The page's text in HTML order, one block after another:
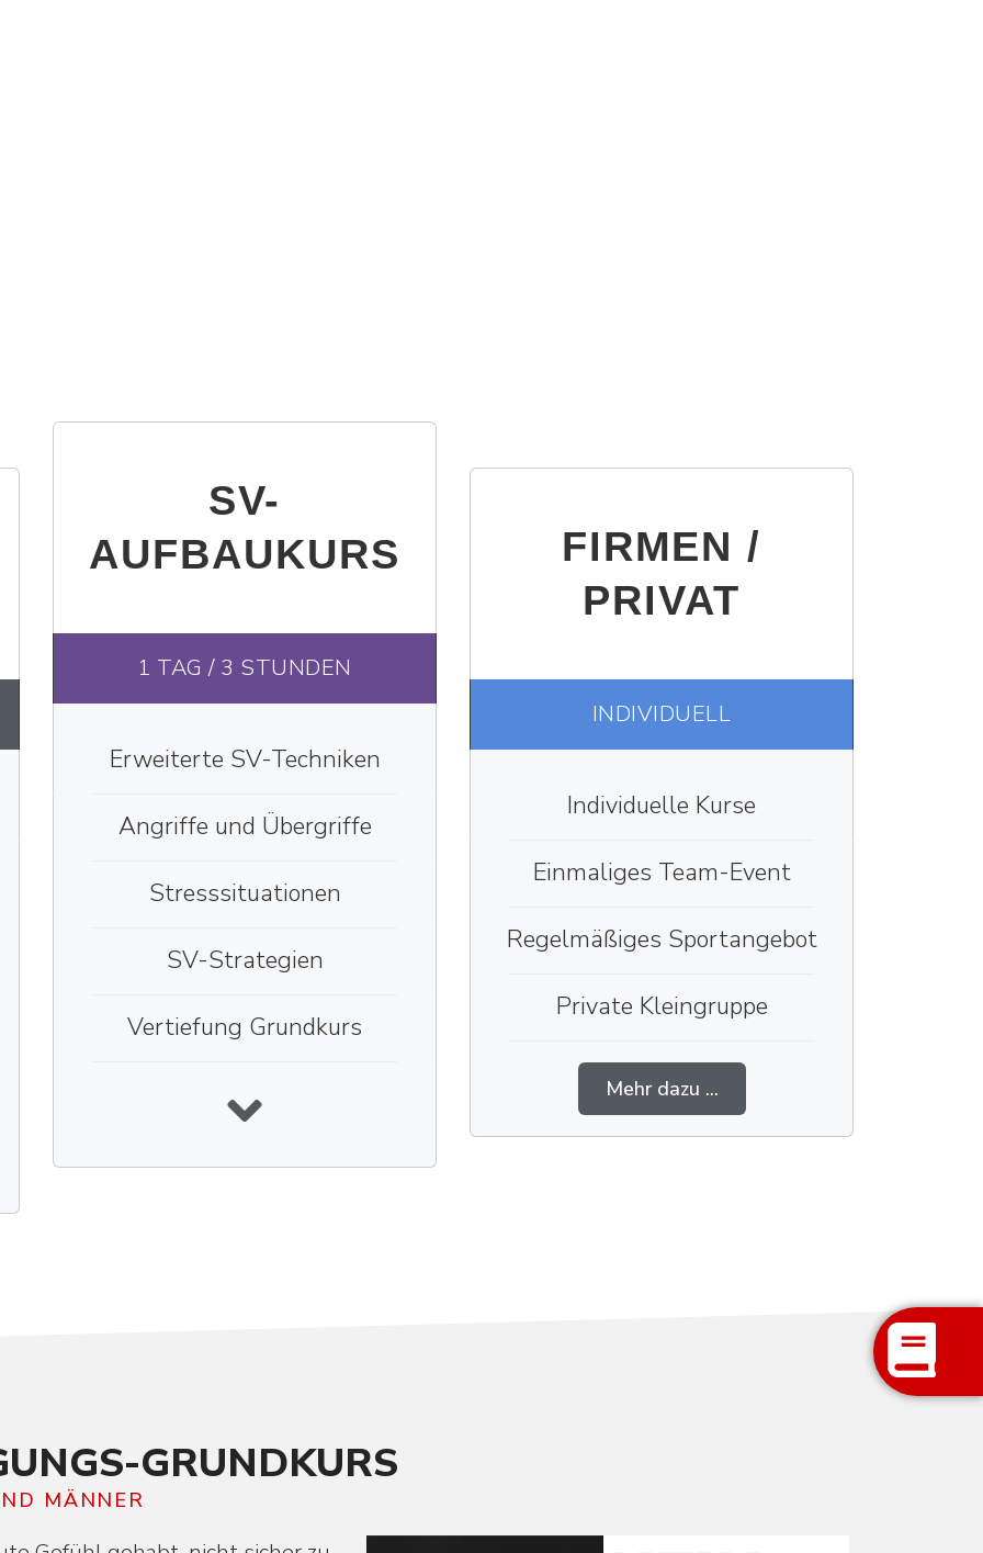
SV-
AUFBAUKURS
1 TAG / 3 STUNDEN
Erweiterte SV-Techniken
Angriffe und Übergriffe
Stresssituationen
SV-Strategien
Vertiefung Grundkurs
FIRMEN /
PRIVAT
INDIVIDUELL
Individuelle Kurse
Einmaliges Team-Event
Regelmäßiges Sportangebot
Private Kleingruppe
Mehr dazu ...
GRUNDKURS
MÄNNER